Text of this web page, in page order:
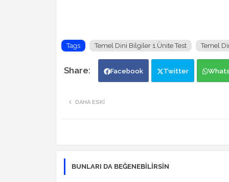
Tags Temel Dini Bilgiler 1.Ünite Test Temel
Facebook Twitter
DAHA ESKI
BUNLARI DA BEĞENEBILIRSIN